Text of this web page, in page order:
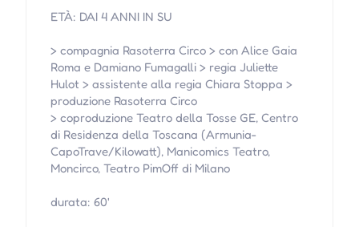
ETÀ: DAI 4 ANNI IN SU
> compagnia Rasoterra Circo > con Alice Gaia
Roma e Damiano Fumagalli > regia Juliette
Hulot > assistente alla regia Chiara Stoppa >
produzione Rasoterra Circo
> coproduzione Teatro della Tosse GE, Centro
di Residenza della Toscana (Armunia-
CapoTrave/Kilowatt), Manicomics Teatro,
Moncirco, Teatro PimOff di Milano
durata: 60'